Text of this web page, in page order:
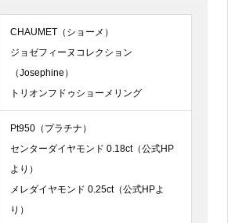
必須
CHAUMET（ショーメ）
ジョゼフィーヌコレクション
（Josephine）
トリオンフドゥショーメリング
Pt950（プラチナ）
センターダイヤモンド 0.18ct（公式HP
より）
メレダイヤモンド 0.25ct（公式HPよ
り）